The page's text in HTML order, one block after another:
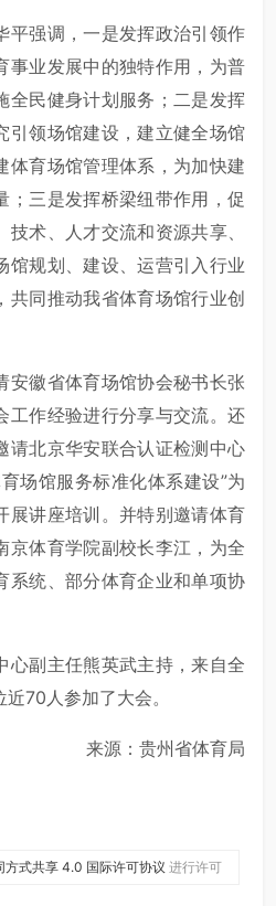
平强调，一是发挥政治引领作
事业发展中的独特作用，为普
全民健身计划服务；二是发挥
引领场馆建设，建立健全场馆
体育场馆管理体系，为加快建
；三是发挥桥梁纽带作用，促
术、人才交流和资源共享、
馆规划、建设、运营引入行业
共同推动我省体育场馆行业创
安徽省体育场馆协会秘书长张
工作经验进行分享与交流。还
请北京华安联合认证检测中心
场馆服务标准化体系建设”为
展讲座培训。并特别邀请体育
京体育学院副校长李江，为全
系统、部分体育企业和单项协
心副主任熊英武主持，来自全
70人参加了大会。
来源：贵州省体育局
式共享 4.0 国际许可协议 进行许可